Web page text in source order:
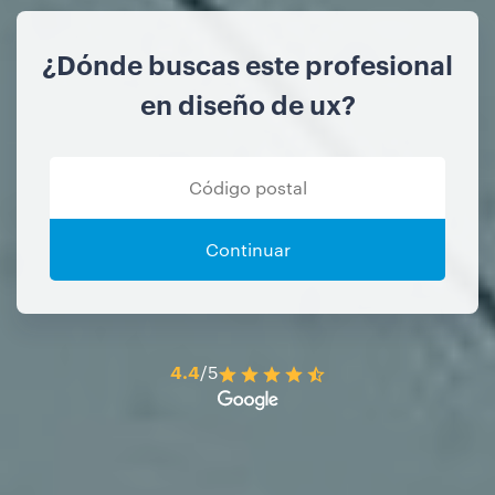
¿Dónde buscas este profesional
en diseño de ux?
Continuar
4.4/5